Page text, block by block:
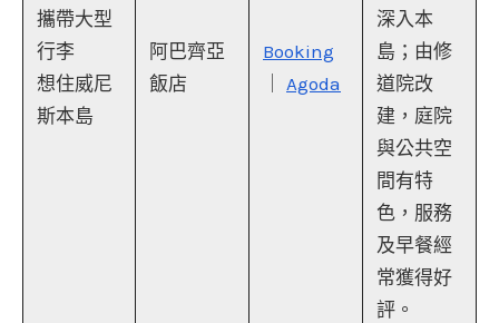
攜帶大型
行李
想住威尼
斯本島
阿巴齊亞
飯店
Booking
Agoda
深入本
島；由修
道院改
建，庭院
與公共空
間有特
色，服務
及早餐經
常獲得好
評。